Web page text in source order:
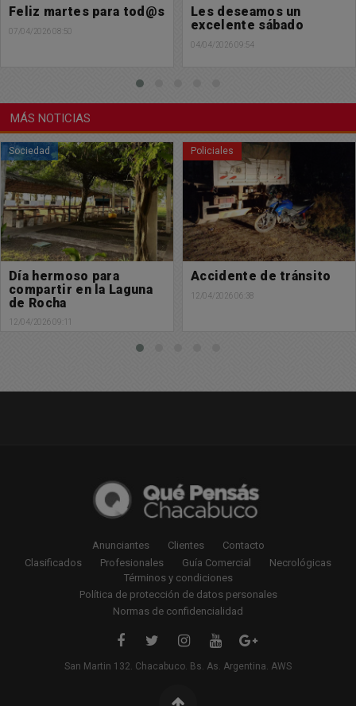
Feliz martes para tod@s
07/04/2026 08:50
Les deseamos un
excelente sábado
04/04/2026 09:54
MÁS NOTICIAS
Sociedad
Día hermoso para
compartir en la Laguna
de Rocha
12/04/2026 09:11
Policiales
Accidente de tránsito
12/04/2026 06:38
Anunciantes Clientes
Contacto
Clasificados
Profesionales Guía Comercial
Necrológicas
Términos y condiciones
Política de protección de datos personales
Normas de confidencialidad
San Martin 132. Chacabuco. Bs. As. Argentina. AWS